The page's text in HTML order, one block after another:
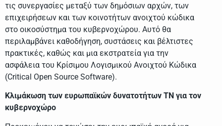
τις συνεργασίες μεταξύ των δημόσιων αρχών, των
επιχειρήσεων και των κοινοτήτων ανοιχτού κώδικα
στο οικοσύστημα του κυβερνοχώρου. Αυτό θα
περιλαμβάνει καθοδήγηση, συστάσεις και βέλτιστες
πρακτικές, καθώς και μια εκστρατεία για την
ασφάλεια του Κρίσιμου Λογισμικού Ανοιχτού Κώδικα
(Critical Open Source Software).
Κλιμάκωση των ευρωπαϊκών δυνατοτήτων ΤΝ για τον
κυβερνοχώρο